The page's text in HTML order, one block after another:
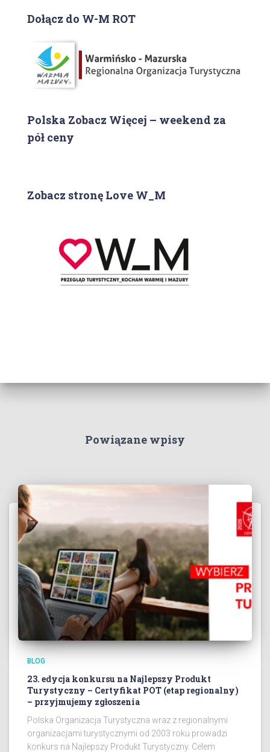
Dołącz do W-M ROT
Polska Zobacz Więcej – weekend za
pół ceny
Zobacz stronę Love W_M
Powiązane wpisy
BLOG
23. edycja konkursu na Najlepszy Produkt
Turystyczny – Certyfikat POT (etap regionalny)
– przyjmujemy zgłoszenia
Polska Organizacja Turystyczna wraz z regionalnymi
organizacjami turystycznymi od 2003 roku prowadzi
konkurs na Najlepszy Produkt Turystyczny. Celem